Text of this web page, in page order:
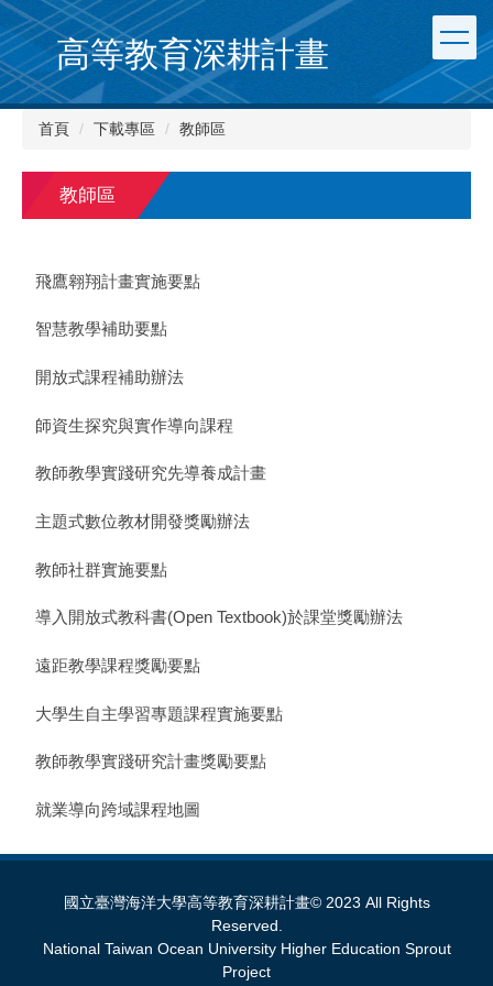
跳
到
主
要
內
高等教育深耕計畫
首頁 下載專區 教師區
教師區
飛鷹翱翔計畫實施要點
智慧教學補助要點
開放式課程補助辦法
師資生探究與實作導向課程
教師教學實踐研究先導養成計畫
主題式數位教材開發獎勵辦法
教師社群實施要點
導入開放式教科書(Open Textbook)於課堂獎勵辦法
遠距教學課程獎勵要點
大學生自主學習專題課程實施要點
教師教學實踐研究計畫獎勵要點
就業導向跨域課程地圖
國立臺灣海洋大學高等教育深耕計畫© 2023 All Rights
Reserved.
National Taiwan Ocean University Higher Education Sprout
Project